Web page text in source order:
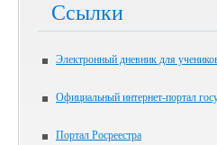
Ссылки
Электронный дневник для
Официальный интернет-портал
Портал Росреестра